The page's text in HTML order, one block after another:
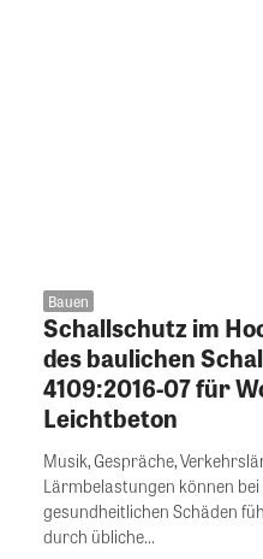
Bauen
Schallschutz im
des baulichen
4109:2016-07 für
Leichtbeton
Musik, Gespräche,
Lärmbelastungen können
gesundheitlichen Schäden
durch übliche...